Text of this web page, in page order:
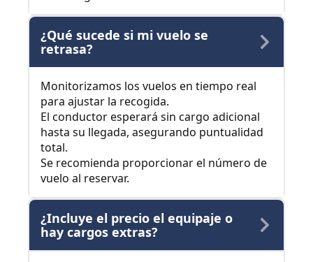
¿Qué sucede si mi vuelo se
retrasa?
Monitorizamos los vuelos en tiempo real
para ajustar la recogida.
El conductor esperará sin cargo adicional
hasta su llegada, asegurando puntualidad
total.
Se recomienda proporcionar el número de
vuelo al reservar.
¿Incluye el precio el equipaje o
hay cargos extras?